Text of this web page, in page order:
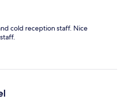
cold reception staff. Nice